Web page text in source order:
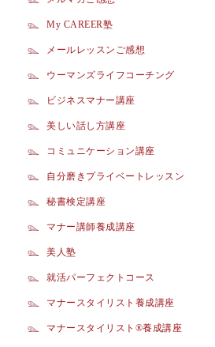
My CAREER塾
メールレッスンご感想
ウーマンズライフコーチング
ビジネスマナー講座
美しい話し方講座
コミュニケーション講座
自分磨きプライベートレッスン
秘書検定講座
マナー講師養成講座
美人塾
就活パーフェクトコース
マナースタイリスト養成講座
マナースタイリスト®養成講座